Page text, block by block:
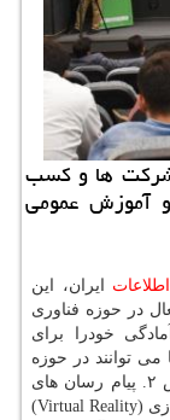
شركت ها و كسب
و آموزش عمومی
اطلاعات ایران، این
در حوزه فناوری
خودرا برای
توانند در حوزه
های زیر فعالیت داشته باشند: ۱. مدیریت مدارس ۲. پیام رسان های
دانش آموزی ۳. كتاب های دیجیتال ۴. واقعیت مجازی (Virtual Reality)